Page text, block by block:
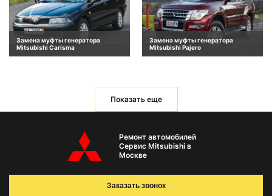
Замена муфты генератора
Mitsubishi Carisma
Замена муфты генератора
Mitsubishi Pajero
Показать еще
Ремонт автомобилей
Сервис Mitsubishi в
Москве
Заказать звонок